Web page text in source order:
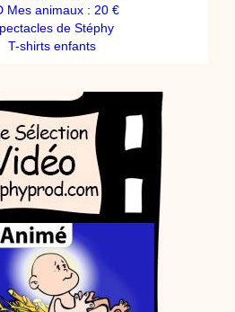
Mes animaux : 20 €
de Stéphy
T-shirts enfants